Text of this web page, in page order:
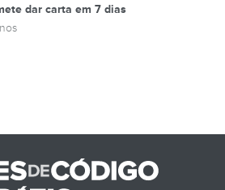
dar carta em 7 dias